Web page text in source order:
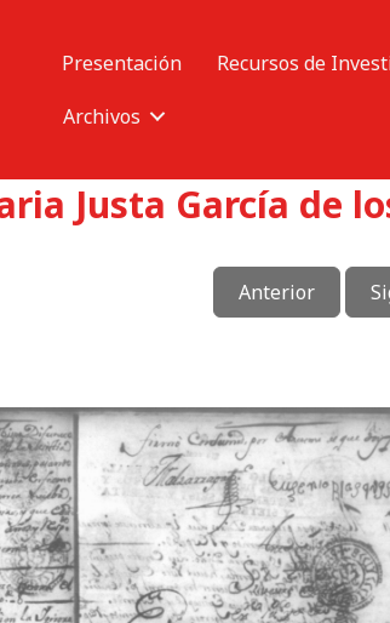
Presentación Recursos de
Archivos
Justa García de
Anterior